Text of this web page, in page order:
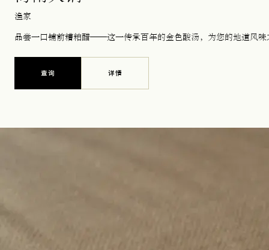
渔家
品尝一口铺前糟粕醋——这一传承百年的金色酸汤，为您的地道风
查询 详情